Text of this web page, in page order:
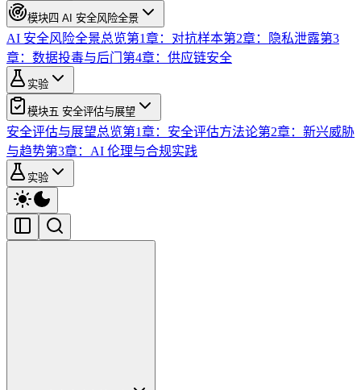
模块四 AI 安全风险全景
AI 安全风险全景总览第1章：对抗样本第2章：隐私泄露第3
章：数据投毒与后门 第4章：供应链安全
实验
模块五 安全评估与展望
安全评估与展望总览第1章：安全评估方法论第2章：新兴威胁
与趋势第3章：AI 伦理与合规实践
实验